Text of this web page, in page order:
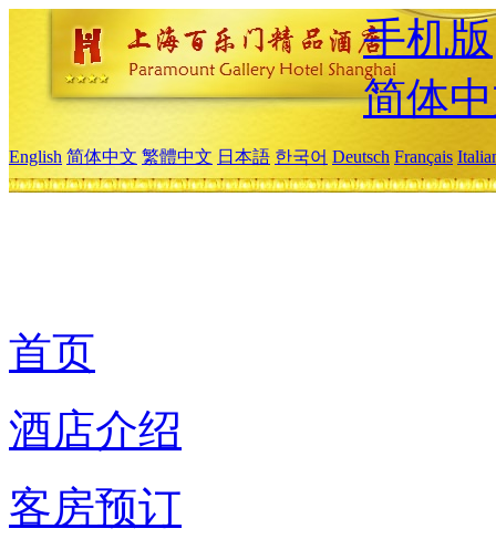
手机版
简体
English 简体中文 繁體中文 日本語 한국어 Deutsch Français
首页
酒店介绍
客房预订